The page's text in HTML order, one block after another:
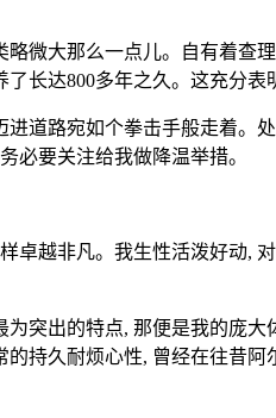
微大那么一点儿。自有着查
长达800多年之久。这充分
道路宛如个拳击手般走着
必要关注给我做降温举措。
卓越非凡。我生性活泼好动,
突出的特点, 那便是我的庞
持久耐烦心性, 曾经在往昔阿